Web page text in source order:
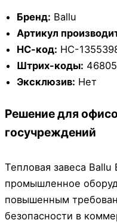
Бренд: Ballu
Артикул
НС-код: НС-
Штрих-коды:
Эксклюзив: Нет
Решение для
госучреждений
Тепловая завеса
промышленное
повышенным
безопасности в